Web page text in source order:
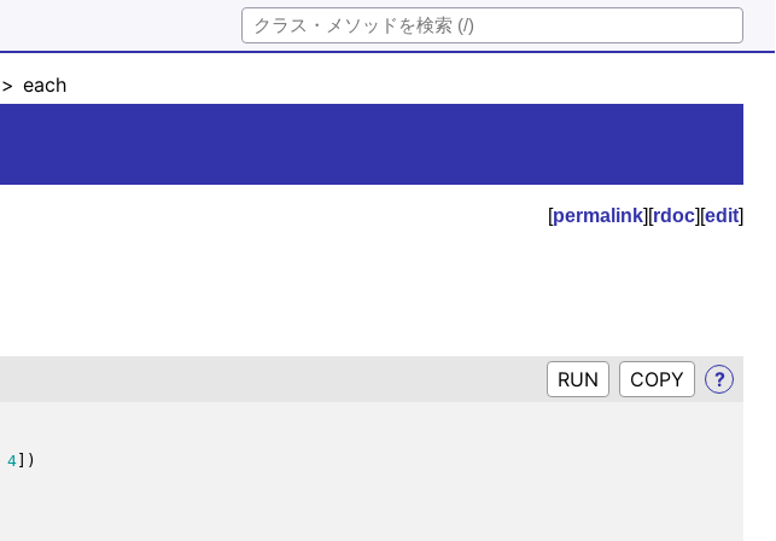
each
[permalink][rdoc][edit]
RUN ?
4]
)